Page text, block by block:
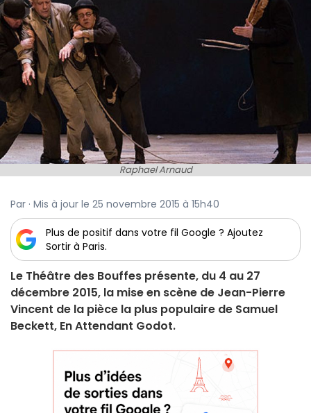
Raphael Arnaud
Par · Mis à jour le 25 novembre 2015 à 15h40
Plus de positif dans votre fil Google ? Ajoutez
Sortir à Paris.
Le Théâtre des Bouffes présente, du 4 au 27
décembre 2015, la mise en scène de Jean-Pierre
Vincent de la pièce la plus populaire de Samuel
Beckett, En Attendant Godot.